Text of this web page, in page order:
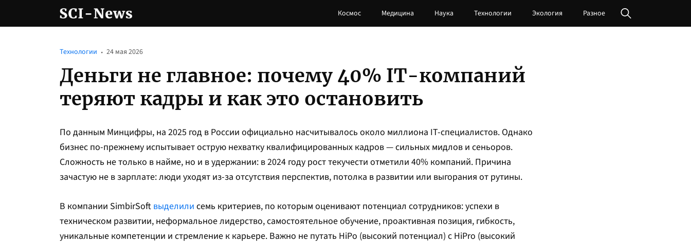
Космос Медицина Наука Технологии Экология Разное
Деньги не главное: почему 40% IT-компаний
теряют кадры и как это остановить
Технологии 24 мая 2026
По данным Минцифры, на 2025 год в России официально насчитывалось около миллиона IT-специалистов. Однако
бизнес по-прежнему испытывает острую нехватку квалифицированных кадров — сильных мидлов и сеньоров.
Сложность не только в найме, но и в удержании: в 2024 году рост текучести отметили 40% компаний. Причина
зачастую не в зарплате: люди уходят из-за отсутствия перспектив, потолка в развитии или выгорания от рутины.
В компании SimbirSoft выделили семь критериев, по которым оценивают потенциал сотрудников: успехи в
техническом развитии, неформальное лидерство, самостоятельное обучение, проактивная позиция, гибкость,
уникальные компетенции и стремление к карьере. Важно не путать HiPo (высокий потенциал) с HiPro (высокий